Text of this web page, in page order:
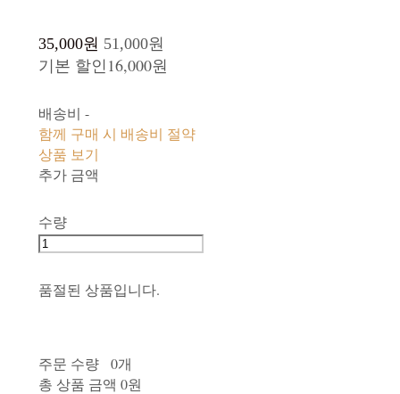
35,000원 51,000원
기본 할인16,000원
배송비 -
함께 구매 시 배송비 절약
상품 보기
추가 금액
수량
품절된 상품입니다.
주문 수량
0개
총 상품 금액 0원